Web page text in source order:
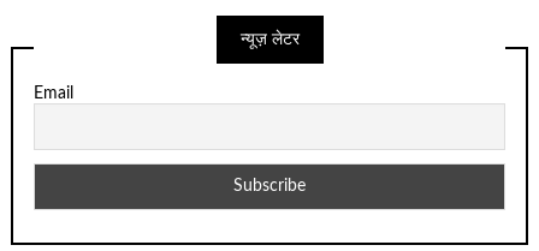
न्यूज़ लेटर
Email